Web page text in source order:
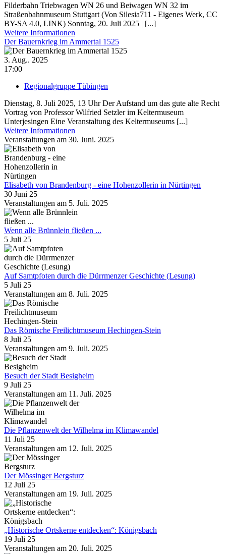
Filderbahn Triebwagen WN 26 und Beiwagen WN 32 im
Straßenbahnmuseum Stuttgart (Von Silesia711 - Eigenes Werk, CC
BY-SA 4.0, LINK) Sonntag, 20. Juli 2025 | [...]
Weitere Informationen
Der Bauernkrieg im Ammertal 1525
3. Aug.. 2025
17:00
Regionalgruppe Tübingen
Dienstag, 8. Juli 2025, 13 Uhr Der Aufstand um das gute alte Recht
Vortrag von Professor Wilfried Setzler im Keltermuseum
Unterjesingen Eine Veranstaltung des Keltermuseums [...]
Weitere Informationen
Veranstaltungen am 30. Juni. 2025
Elisabeth von Brandenburg - eine Hohenzollerin in Nürtingen
30 Juni 25
Veranstaltungen am 5. Juli. 2025
Wenn alle Brünnlein fließen ...
5 Juli 25
Auf Samtpfoten durch die Dürrmenzer Geschichte (Lesung)
5 Juli 25
Veranstaltungen am 8. Juli. 2025
Das Römische Freilichtmuseum Hechingen-Stein
8 Juli 25
Veranstaltungen am 9. Juli. 2025
Besuch der Stadt Besigheim
9 Juli 25
Veranstaltungen am 11. Juli. 2025
Die Pflanzenwelt der Wilhelma im Klimawandel
11 Juli 25
Veranstaltungen am 12. Juli. 2025
Der Mössinger Bergsturz
12 Juli 25
Veranstaltungen am 19. Juli. 2025
„Historische Ortskerne entdecken“: Königsbach
19 Juli 25
Veranstaltungen am 20. Juli. 2025